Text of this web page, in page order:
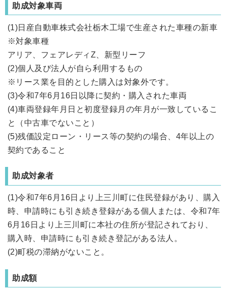
助成対象車両
(1)日産自動車株式会社栃木工場で生産された車種の新車
※対象車種
アリア、フェアレディZ、新型リーフ
(2)個人及び法人が自ら利用するもの
※リース業を目的とした購入は対象外です。
(3)令和7年6月16日以降に契約・購入された車両
(4)車両登録年月日と初度登録月の年月が一致しているこ
と（中古車でないこと）
(5)残価設定ローン・リース等の契約の場合、4年以上の
契約であること
助成対象者
(1)令和7年6月16日より上三川町に住民登録があり、購入
時、申請時にも引き続き登録がある個人または、令和7年
6月16日より上三川町に本社の住所が登記されており、
購入時、申請時にも引き続き登記がある法人。
(2)町税の滞納がないこと。
助成額